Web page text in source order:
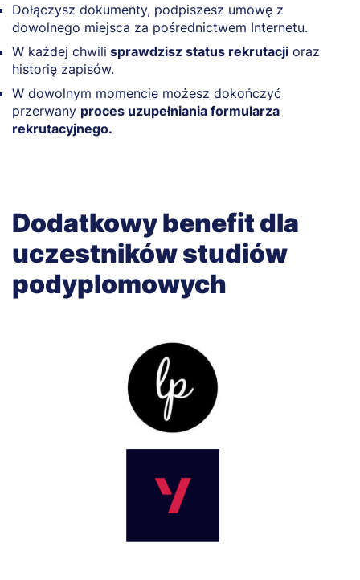
Dołączysz dokumenty, podpiszesz umowę z
dowolnego miejsca za pośrednictwem Internetu.
W każdej chwili sprawdzisz status rekrutacji oraz
historię zapisów.
W dowolnym momencie możesz dokończyć
przerwany proces uzupełniania formularza
rekrutacyjnego.
Dodatkowy benefit dla
uczestników studiów
podyplomowych